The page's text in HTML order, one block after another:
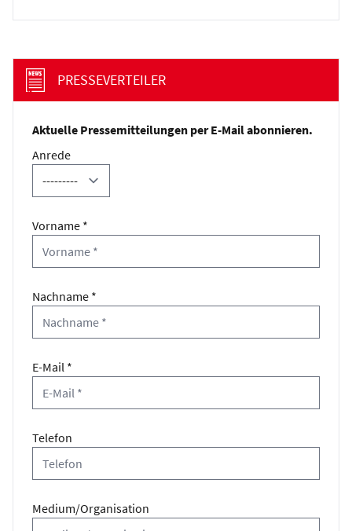
PRESSEVERTEILER
Aktuelle Pressemitteilungen per E-Mail abonnieren.
Anrede
Vorname *
Nachname *
E-Mail *
Telefon
Medium/Organisation